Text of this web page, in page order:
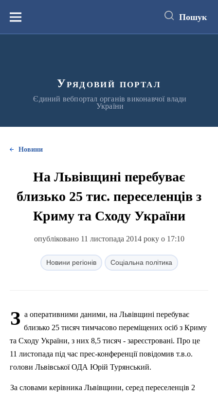
вмістуМеню Пошук
Урядовий портал
Єдиний вебпортал органів виконавчої влади
України
Новини
На Львівщині перебуває
близько 25 тис. переселенців з
Криму та Сходу України
опубліковано 11 листопада 2014 року о 17:10
Новини регіонів Соціальна політика
З а оперативними даними, на Львівщині перебуває
близько 25 тисяч тимчасово переміщених осіб з Криму
та Сходу України, з них 8,5 тисяч - зареєстровані. Про це
11 листопада під час прес-конференції повідомив т.в.о.
голови Львівської ОДА Юрій Турянський.
За словами керівника Львівщини, серед переселенців 2